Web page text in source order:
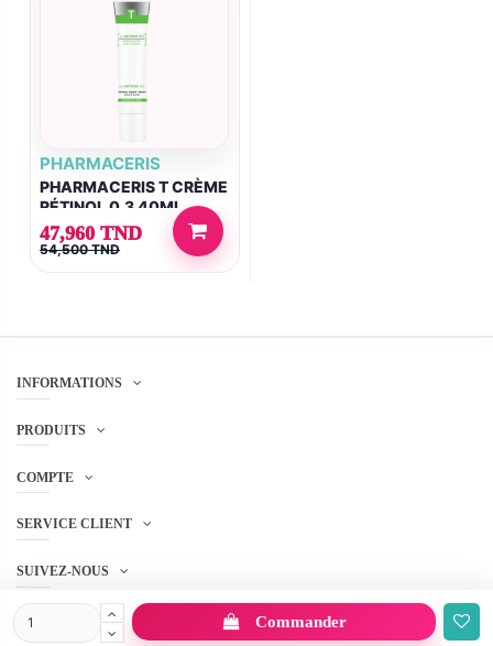
Commander
PHARMACERIS
PHARMACERIS T CRÈME
RÉTINOL 0.3 40ML
47,960 TND
54,500 TND
INFORMATIONS
PRODUITS
COMPTE
SERVICE CLIENT
SUIVEZ-NOUS